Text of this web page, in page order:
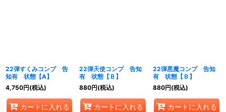
22弾すくみコンプ 告
知有 状態【A】
4,750円(税込)
カートに入れる
22弾天使コンプ 告知
有 状態【Ｂ】
880円(税込)
カートに入れる
22弾悪魔コンプ 告知
有 状態【Ｂ】
880円(税込)
カートに入れる